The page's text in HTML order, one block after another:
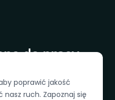
do pracy —
miesięcy.
budujemy
poprawić jakość
nasz ruch. Zapoznaj się